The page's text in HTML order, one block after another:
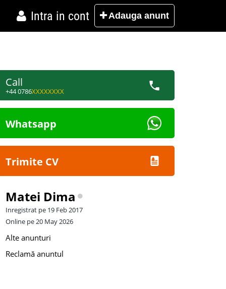
Intra in cont Adauga anunt
Call
+44 0786XXXXXXXX
Whatsapp
Trimite CV
Matei Dima
Inregistrat pe 19 Feb 2017
Online pe 20 May 2026
Alte anunturi
Reclamă anuntul